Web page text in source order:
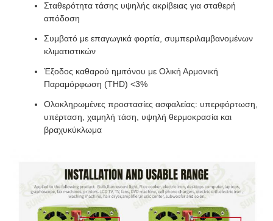
Σταθερότητα τάσης υψηλής ακρίβειας για σταθερή
απόδοση
Συμβατό με επαγωγικά φορτία, συμπεριλαμβανομένων
κλιματιστικών
Έξοδος καθαρού ημιτόνου με Ολική Αρμονική
Παραμόρφωση (THD) <3%
Ολοκληρωμένες προστασίες ασφαλείας: υπερφόρτωση,
υπέρταση, χαμηλή τάση, υψηλή θερμοκρασία και
βραχυκύκλωμα